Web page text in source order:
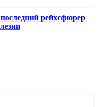
рейхсфюрер